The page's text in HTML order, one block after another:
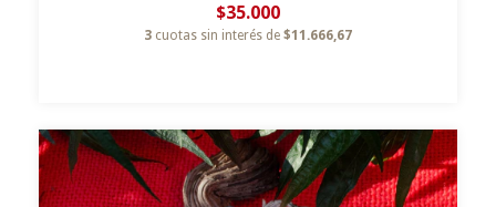
$35.000
3 cuotas sin interés de $11.666,67